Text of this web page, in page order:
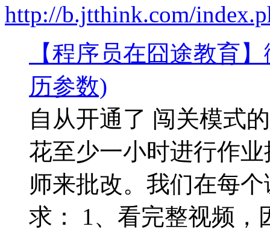
http://b.jtthink.com/
【程序员在囧途教育
历参数)
自从开通了 闯关模式
花至少一小时进行作
师来批改。我们在每
求： 1、看完整视频，